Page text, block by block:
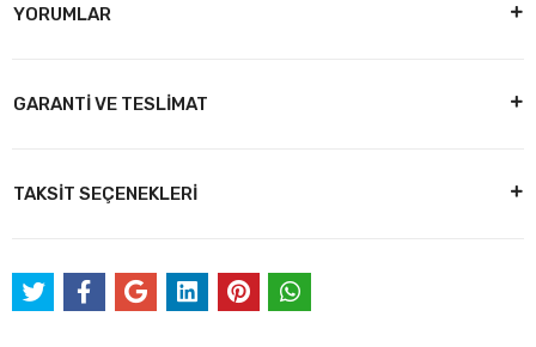
YORUMLAR
GARANTİ VE TESLİMAT
TAKSİT SEÇENEKLERİ